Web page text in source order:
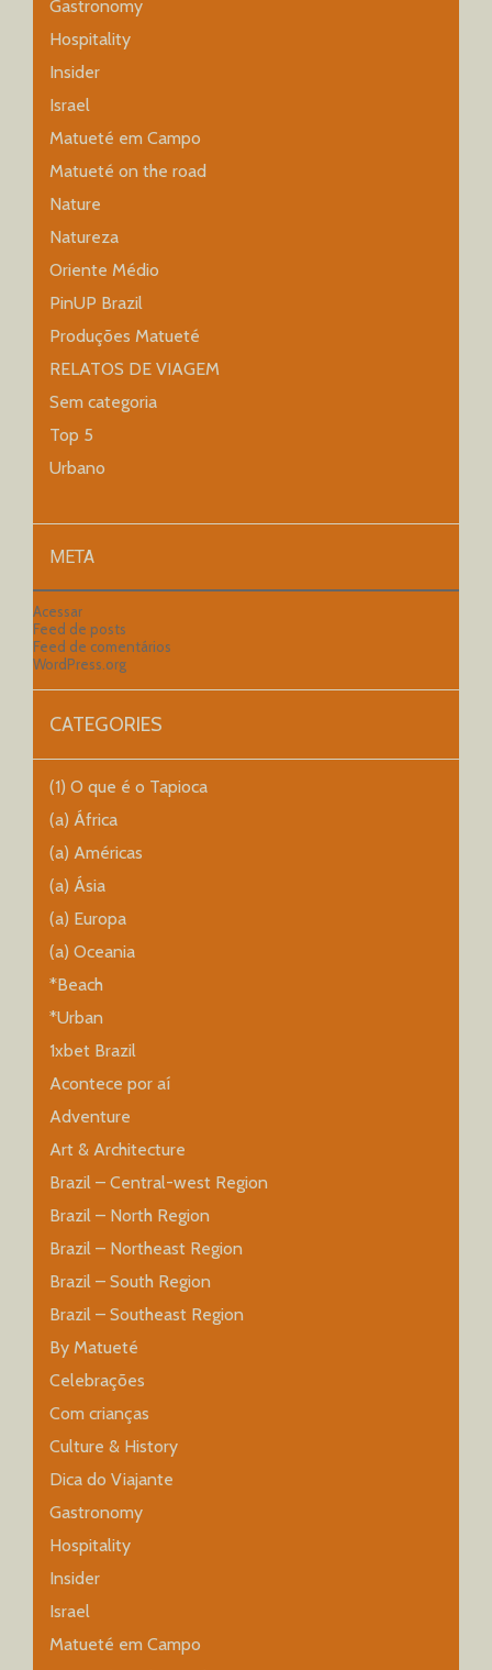
Gastronomy
Hospitality
Insider
Israel
Matueté em Campo
Matueté on the road
Nature
Natureza
Oriente Médio
PinUP Brazil
Produções Matueté
RELATOS DE VIAGEM
Sem categoria
Top 5
Urbano
META
Acessar
Feed de posts
Feed de comentários
WordPress.org
CATEGORIES
(1) O que é o Tapioca
(a) África
(a) Américas
(a) Ásia
(a) Europa
(a) Oceania
*Beach
*Urban
1xbet Brazil
Acontece por aí
Adventure
Art & Architecture
Brazil – Central-west Region
Brazil – North Region
Brazil – Northeast Region
Brazil – South Region
Brazil – Southeast Region
By Matueté
Celebrações
Com crianças
Culture & History
Dica do Viajante
Gastronomy
Hospitality
Insider
Israel
Matueté em Campo